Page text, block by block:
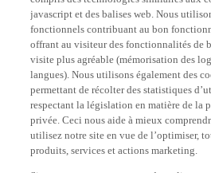
javascript et des balises web. Nous
fonctionnels contribuant au bon
offrant au visiteur des fonctionnalités de
langues). Nous utilisons également des
permettant de récolter des statistiques
respectant la législation en matière de la
privée. Ceci nous aide à mieux
utilisez notre site en vue de l’optimiser,
produits, services et actions marketing.